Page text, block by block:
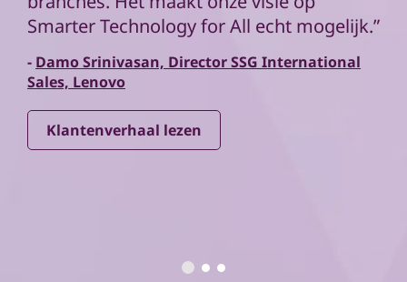
Smarter Technology for All echt mogelijk.”
- Damo Srinivasan, Director SSG International
Sales, Lenovo
Klantenverhaal lezen